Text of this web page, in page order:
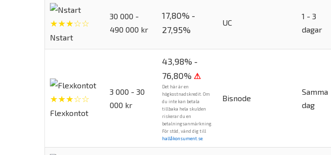
★★★☆☆
Nstart
30 000 -
490 000 kr
17,80% -
27,95%
UC
1 - 3
dagar
★★★☆☆
Flexkontot
3 000 - 30
000 kr
43,98% -
76,80% ⚠
Det här är en
högkostnadskredit. Om
du inte kan betala
tillbaka hela skulden
riskerar du en
betalningsanmärkning.
För stöd, vänd dig till
hallåkonsument.se
Bisnode
Samma
dag